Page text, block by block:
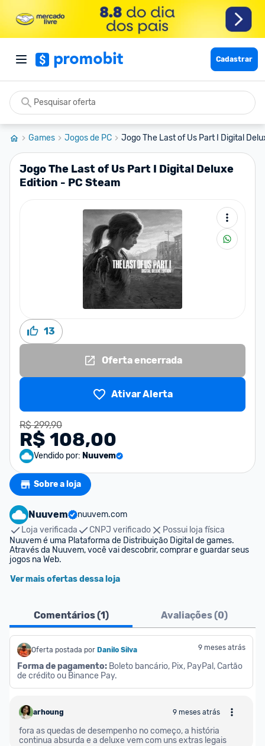
Cadastrar
Games Jogos de PC Jogo The Last of Us Part I Digital
Jogo The Last of Us Part I Digital Deluxe
Edition - PC Steam
13
Oferta encerrada
Ativar Alerta
R$ 299,90
R$ 108,00
Vendido por: Nuuvem
Sobre a loja
Nuuvem
nuuvem.com
Loja verificada
CNPJ verificado
Possui loja física
Nuuvem é uma Plataforma de Distribuição Digital de games.
Através da Nuuvem, você vai descobrir, comprar e guardar seus
jogos na Web.
Ver mais ofertas dessa loja
Comentários (1) Avaliações (0)
Oferta postada por Danilo Silva 9 meses atrás
Forma de pagamento: Boleto bancário, Pix, PayPal, Cartão
de crédito ou Binance Pay.
arhoung 9 meses atrás
fora as quedas de desempenho no começo, a história
continua absurda e a deluxe vem com uns extras legais